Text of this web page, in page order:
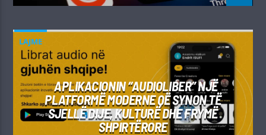
LAJME
APLIKACIONIN “AUDIOLIBER” NJË
PLATFORMË MODERNE QË SYNON TË
SJELLË DIJE, KULTURË DHE FRYMË
SHPIRTËRORE